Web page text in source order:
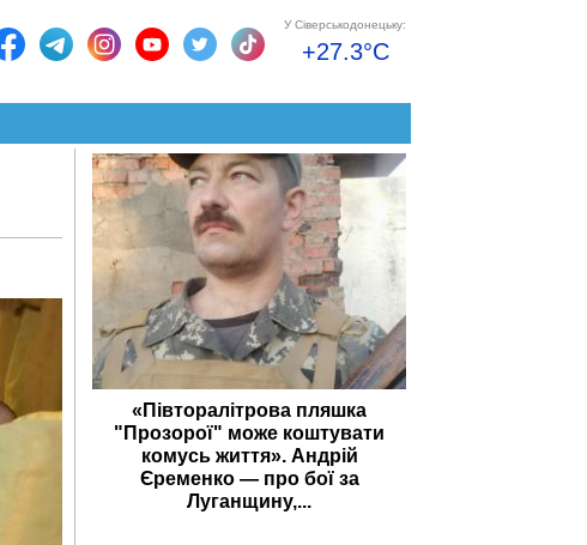
У Сіверськодонецьку:
+27.3°C
«Півторалітрова пляшка
"Прозорої" може коштувати
комусь життя». Андрій
Єременко — про бої за
Луганщину,...